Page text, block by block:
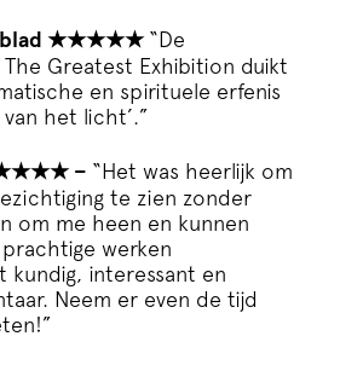
★★★★★ “De
The Greatest Exhibition duikt
en spirituele erfenis
het licht’.”
– “Het was heerlijk om
te zien zonder
om me heen en kunnen
werken
kundig, interessant en
Neem er even de tijd